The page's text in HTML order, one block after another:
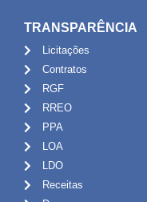
TRANSPARÊNCIA
Licitações
Contratos
RGF
RREO
PPA
LOA
LDO
Receitas